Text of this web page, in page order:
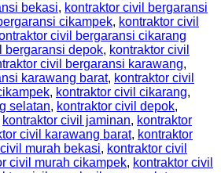
bekasi, kontraktor civil bergaransi
cikampek, kontraktor civil
civil bergaransi cikarang
bergaransi depok, kontraktor civil
civil bergaransi karawang,
karawang barat, kontraktor civil
, kontraktor civil cikarang,
selatan, kontraktor civil depok,
kontraktor civil jaminan, kontraktor
civil karawang barat, kontraktor
murah bekasi, kontraktor civil
civil murah cikampek, kontraktor civil